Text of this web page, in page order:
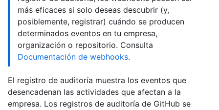
más eficaces si solo deseas descubrir (y,
posiblemente, registrar) cuándo se producen
determinados eventos en tu empresa,
organización o repositorio. Consulta
Documentación de webhooks.
El registro de auditoría muestra los eventos que
desencadenan las actividades que afectan a la
empresa. Los registros de auditoría de GitHub se